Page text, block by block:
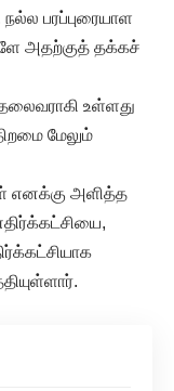
நல்ல பரப்புரையாள
அதற்குத் தக்கச்
உள்ளது
மேலும்
எனக்கு அளித்த